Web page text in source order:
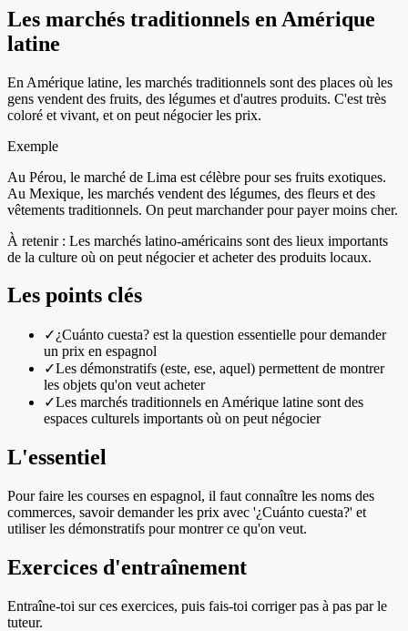
Les marchés traditionnels en Amérique
latine
En Amérique latine, les marchés traditionnels sont des places où les
gens vendent des fruits, des légumes et d'autres produits. C'est très
coloré et vivant, et on peut négocier les prix.
Exemple
Au Pérou, le marché de Lima est célèbre pour ses fruits exotiques.
Au Mexique, les marchés vendent des légumes, des fleurs et des
vêtements traditionnels. On peut marchander pour payer moins cher.
À retenir : Les marchés latino-américains sont des lieux importants
de la culture où on peut négocier et acheter des produits locaux.
Les points clés
✓¿Cuánto cuesta? est la question essentielle pour demander
un prix en espagnol
✓Les démonstratifs (este, ese, aquel) permettent de montrer
les objets qu'on veut acheter
✓Les marchés traditionnels en Amérique latine sont des
espaces culturels importants où on peut négocier
L'essentiel
Pour faire les courses en espagnol, il faut connaître les noms des
commerces, savoir demander les prix avec '¿Cuánto cuesta?' et
utiliser les démonstratifs pour montrer ce qu'on veut.
Exercices d'entraînement
Entraîne-toi sur ces exercices, puis fais-toi corriger pas à pas par le
tuteur.